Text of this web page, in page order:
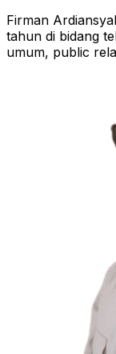
Firman
tahun di bidang
umum, public